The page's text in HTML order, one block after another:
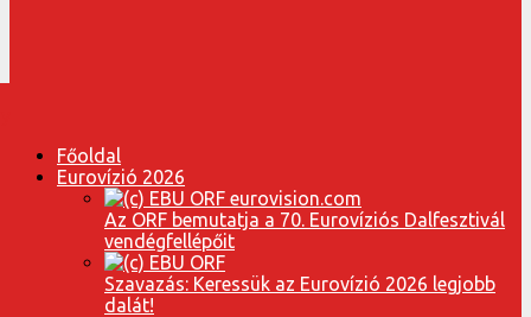
Főoldal
Eurovízió 2026
Az ORF bemutatja a 70. Eurovíziós Dalfesztivál
vendégfellépőit
Szavazás: Keressük az Eurovízió 2026 legjobb
dalát!